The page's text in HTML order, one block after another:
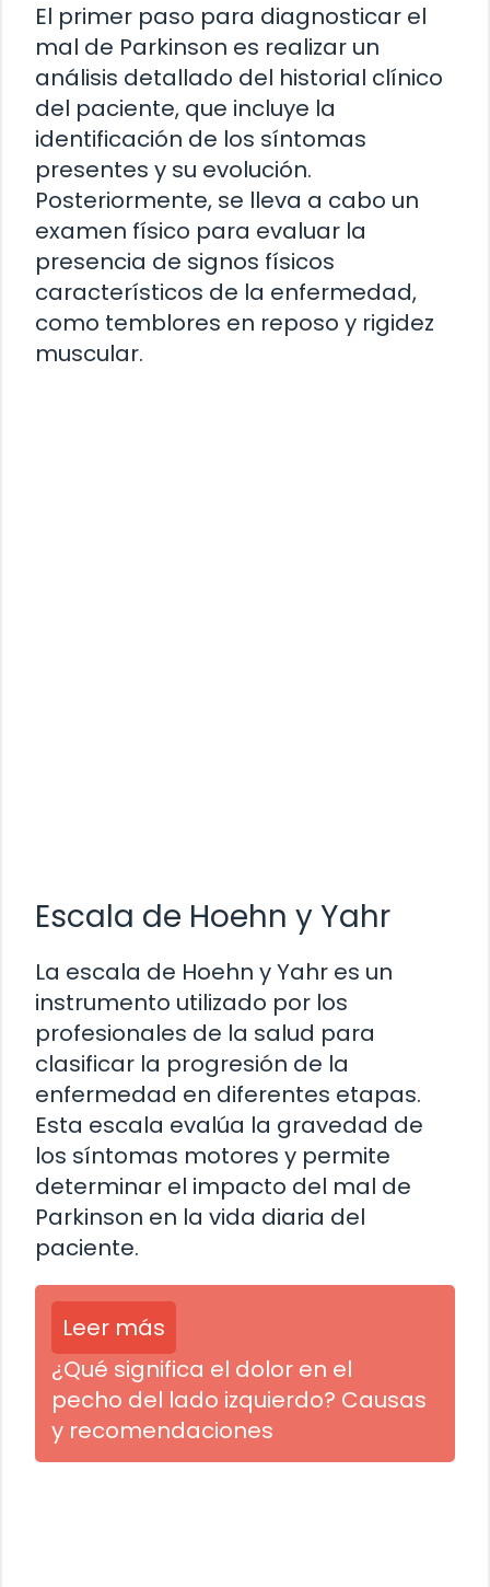
El primer paso para diagnosticar el
mal de Parkinson es realizar un
análisis detallado del historial clínico
del paciente, que incluye la
identificación de los síntomas
presentes y su evolución.
Posteriormente, se lleva a cabo un
examen físico para evaluar la
presencia de signos físicos
característicos de la enfermedad,
como temblores en reposo y rigidez
muscular.
Escala de Hoehn y Yahr
La escala de Hoehn y Yahr es un
instrumento utilizado por los
profesionales de la salud para
clasificar la progresión de la
enfermedad en diferentes etapas.
Esta escala evalúa la gravedad de
los síntomas motores y permite
determinar el impacto del mal de
Parkinson en la vida diaria del
paciente.
Leer más
¿Qué significa el dolor en el
pecho del lado izquierdo? Causas
y recomendaciones